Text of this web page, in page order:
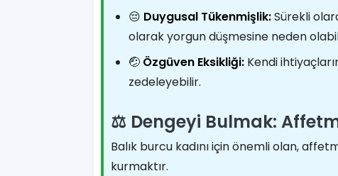
😔 Duygusal Tükenmişlik:Sürekli
olarak yorgun düşmesine neden
🤕 Özgüven Eksikliği: Kendi
zedeleyebilir.
⚖️ Dengeyi Bulmak:
Balık burcu kadını için önemli olan,
kurmaktır.